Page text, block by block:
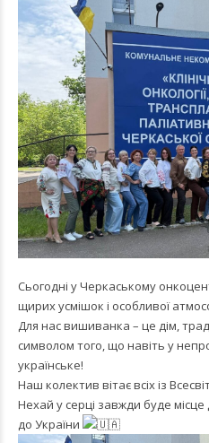
Сьогодні у Черкаському
щирих усмішок і особливої
Для нас вишиванка – це дім,
символом того, що навіть у
українське!
Наш колектив вітає всіх із
Нехай у серці завжди буде місце
до України